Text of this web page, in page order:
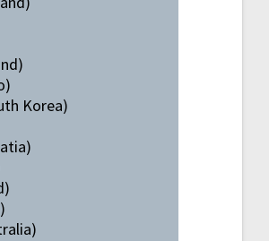
Korea)